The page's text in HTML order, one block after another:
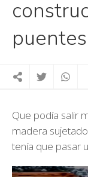
puentes
Que podía salir
madera
tenía que pasar